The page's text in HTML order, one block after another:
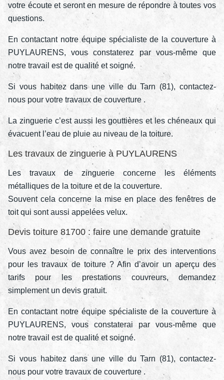
votre écoute et seront en mesure de répondre à toutes vos
questions.
En contactant notre équipe spécialiste de la couverture à
PUYLAURENS, vous constaterez par vous-même que
notre travail est de qualité et soigné.
Si vous habitez dans une ville du Tarn (81), contactez-
nous pour votre travaux de couverture .
La zinguerie c’est aussi les gouttières et les chéneaux qui
évacuent l’eau de pluie au niveau de la toiture.
Les travaux de zinguerie à PUYLAURENS
Les travaux de zinguerie concerne les éléments
métalliques de la toiture et de la couverture.
Souvent cela concerne la mise en place des fenêtres de
toit qui sont aussi appelées velux.
Devis toiture 81700 : faire une demande gratuite
Vous avez besoin de connaître le prix des interventions
pour les travaux de toiture ? Afin d’avoir un aperçu des
tarifs pour les prestations couvreurs, demandez
simplement un devis gratuit.
En contactant notre équipe spécialiste de la couverture à
PUYLAURENS, vous constaterai par vous-même que
notre travail est de qualité et soigné.
Si vous habitez dans une ville du Tarn (81), contactez-
nous pour votre travaux de couverture .